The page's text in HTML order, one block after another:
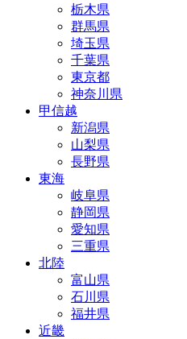
栃木県
群馬県
埼玉県
千葉県
東京都
神奈川県
甲信越
新潟県
山梨県
長野県
東海
岐阜県
静岡県
愛知県
三重県
北陸
富山県
石川県
福井県
近畿